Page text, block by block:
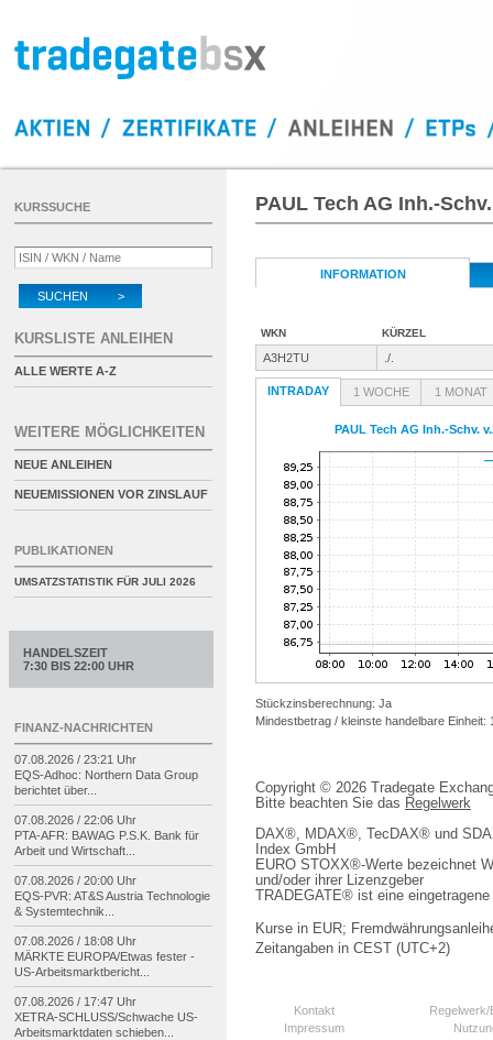
PAUL Tech AG Inh.-
INFORMATION
WKN KÜRZEL
A3H2TU ./.
INTRADAY 1 WOCHE 1 MONAT
PAUL Tech AG Inh.-Schv.
Stückzinsberechnung: Ja
Mindestbetrag / kleinste handelbare Einheit:
Copyright © 2026 Tradegate
Bitte beachten Sie das Regelwerk
DAX®, MDAX®, TecDAX® und
Index GmbH
EURO STOXX®-Werte bezeichnet
und/oder ihrer Lizenzgeber
TRADEGATE® ist eine
Kurse in EUR;
Zeitangaben in CEST (UTC+2)
Kontakt
Impressum
KURSSUCHE
SUCHEN >
KURSLISTE ANLEIHEN
ALLE WERTE A-Z
WEITERE MÖGLICHKEITEN
NEUE ANLEIHEN
NEUEMISSIONEN VOR ZINSLAUF
PUBLIKATIONEN
UMSATZSTATISTIK FÜR JULI 2026
HANDELSZEIT
7:30 BIS 22:00 UHR
FINANZ-NACHRICHTEN
07.08.2026 / 23:21 Uhr
EQS-Adhoc: Northern Data Group
berichtet über...
07.08.2026 / 22:06 Uhr
PTA-AFR: BAWAG P.S.K. Bank für
Arbeit und Wirtschaft...
07.08.2026 / 20:00 Uhr
EQS-PVR: AT&S Austria Technologie
& Systemtechnik...
07.08.2026 / 18:08 Uhr
MÄRKTE EUROPA/Etwas fester -
US-Arbeitsmarktbericht...
07.08.2026 / 17:47 Uhr
XETRA-SCHLUSS/Schwache US-
Arbeitsmarktdaten schieben...